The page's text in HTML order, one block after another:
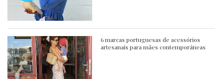
6 marcas portuguesas de acessórios
artesanais para mães contemporâneas